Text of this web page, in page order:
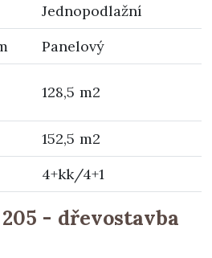
Jednopodlažní
Panelový
128,5 m2
152,5 m2
4+kk/4+1
- dřevostavba